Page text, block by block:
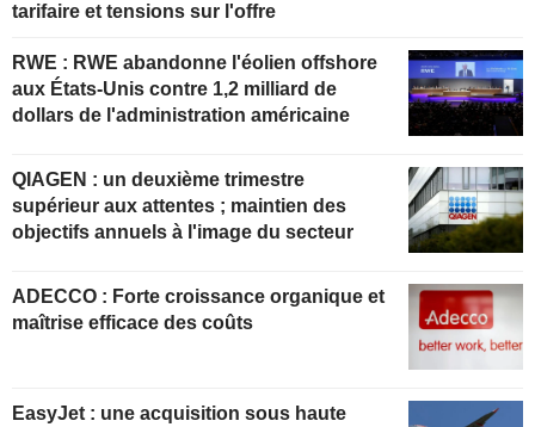
tarifaire et tensions sur l'offre
RWE : RWE abandonne l'éolien offshore
aux États-Unis contre 1,2 milliard de
dollars de l'administration américaine
QIAGEN : un deuxième trimestre
supérieur aux attentes ; maintien des
objectifs annuels à l'image du secteur
ADECCO : Forte croissance organique et
maîtrise efficace des coûts
EasyJet : une acquisition sous haute